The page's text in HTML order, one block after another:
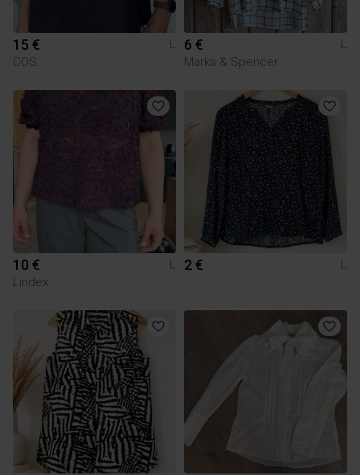
15 €
L
COS
6 €
L
Marks & Spencer
10 €
L
Lindex
2 € L